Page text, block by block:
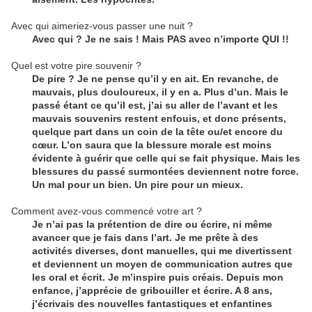
Avec qui aimeriez-vous passer une nuit ?
Avec qui ? Je ne sais ! Mais PAS avec n’importe QUI !!
Quel est votre pire souvenir ?
De pire ? Je ne pense qu’il y en ait. En revanche, de
mauvais, plus douloureux, il y en a. Plus d’un. Mais le
passé étant ce qu’il est, j’ai su aller de l’avant et les
mauvais souvenirs restent enfouis, et donc présents,
quelque part dans un coin de la tête ou/et encore du
cœur. L’on saura que la blessure morale est moins
évidente à guérir que celle qui se fait physique. Mais les
blessures du passé surmontées deviennent notre force.
Un mal pour un bien. Un pire pour un mieux.
Comment avez-vous commencé votre art ?
Je n’ai pas la prétention de dire ou écrire, ni même
avancer que je fais dans l’art. Je me prête à des
activités diverses, dont manuelles, qui me divertissent
et deviennent un moyen de communication autres que
les oral et écrit. Je m’inspire puis créais. Depuis mon
enfance, j’apprécie de gribouiller et écrire. A 8 ans,
j’écrivais des nouvelles fantastiques et enfantines